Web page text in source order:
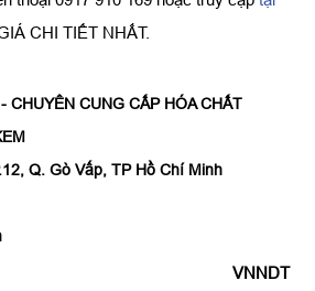
CHI TIẾT NHẤT.
CHUYÊN CUNG CẤP HÓA CHẤT
Q. Gò Vấp, TP Hồ Chí Minh
VNNDT